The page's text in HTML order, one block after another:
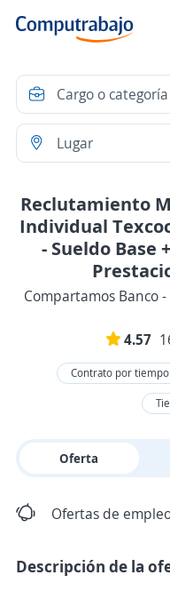
Reclutamiento
Individual
- Sueldo Base
Compartamos Banco
4.57
Contrato por
Oferta
Ofertas de
Descripción de la